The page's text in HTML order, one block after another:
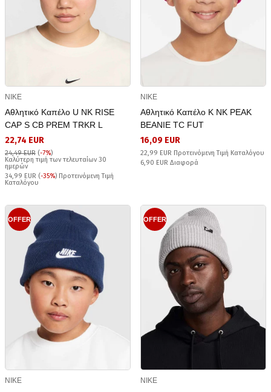
NIKE
Αθλητικό Καπέλο U NK RISE
CAP S CB PREM TRKR L
22,74 EUR
24,49 EUR (-7%)
Καλύτερη τιμή των τελευταίων 30
ημερών
34,99 EUR (-35%) Προτεινόμενη Τιμή
Καταλόγου
NIKE
Αθλητικό Καπέλο K NK PEAK
BEANIE TC FUT
16,09 EUR
22,99 EUR Προτεινόμενη Τιμή Καταλόγου
6,90 EUR Διαφορά
OFFER
NIKE
OFFER
NIKE